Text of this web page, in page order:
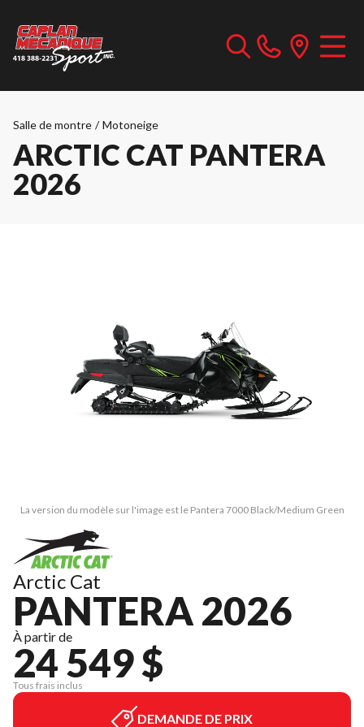
Salle de montre / Motoneige
ARCTIC CAT PANTERA
2026
La version du modèle sur l'image est le Pantera 7000 Black/Medium Green
Arctic Cat
PANTERA 2026
À partir de
24 549 $
Tous frais inclus
DEMANDE DE PRIX